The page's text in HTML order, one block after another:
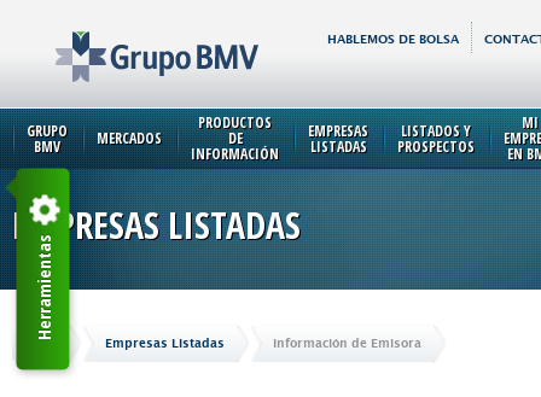
HABLEMOS DE BOLSA
GRUPO
BMV MERCADOS
PRODUCTOS
DE
INFORMACIÓN
EMPRESAS
LISTADAS
LISTADOS Y
PROSPECTOS
MI
EN
EMPRESAS LISTADAS
Inicio Empresas Listadas Información de Emisora
Herramientas